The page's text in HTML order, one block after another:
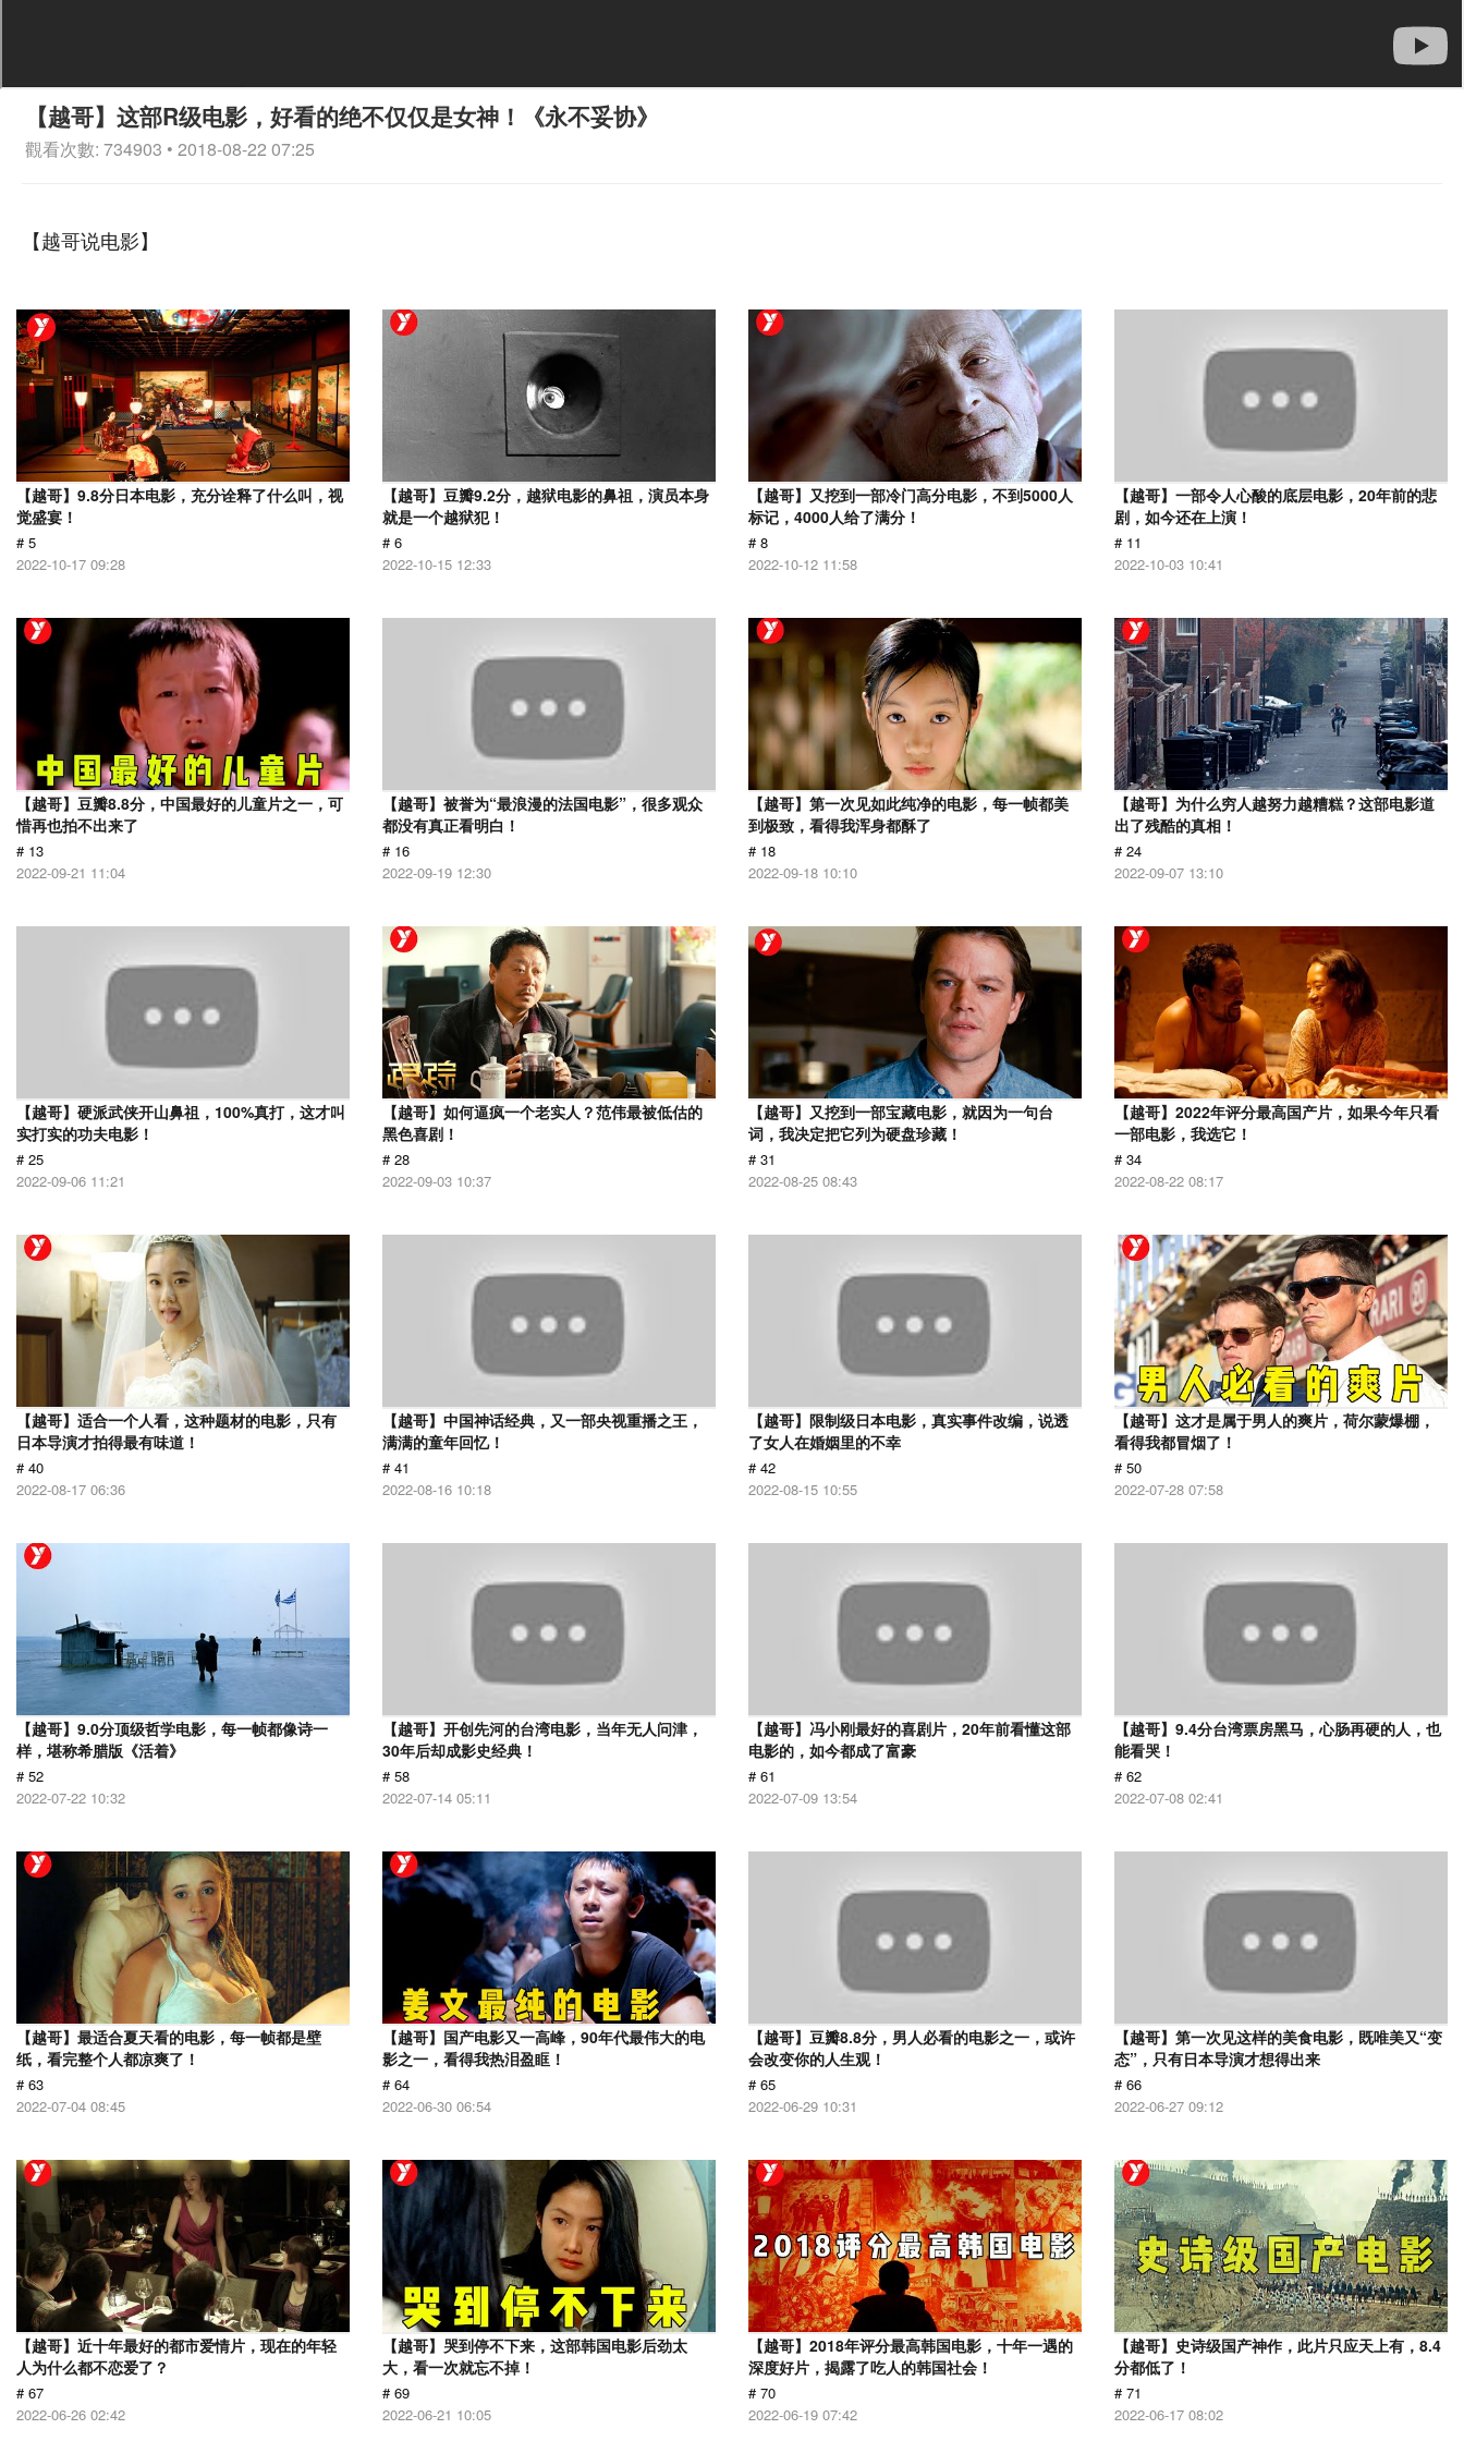
【越哥】这部R级电影，好看的绝不仅仅是女神！《永不妥协》
觀看次數: 734903 • 2018-08-22 07:25
【越哥说电影】
【越哥】9.8分日本电影，充分诠释了什么叫，视
觉盛宴！
# 5
2022-10-17 09:28
【越哥】豆瓣9.2分，越狱电影的鼻祖，演员本身
就是一个越狱犯！
# 6
2022-10-15 12:33
【越哥】又挖到一部冷门高分电影，不到5000人
标记，4000人给了满分！
# 8
2022-10-12 11:58
【越哥】一部令人心酸的底层电影，20年前的悲
剧，如今还在上演！
# 11
2022-10-03 10:41
【越哥】豆瓣8.8分，中国最好的儿童片之一，可
惜再也拍不出来了
# 13
2022-09-21 11:04
【越哥】被誉为“最浪漫的法国电影”，很多观众
都没有真正看明白！
# 16
2022-09-19 12:30
【越哥】第一次见如此纯净的电影，每一帧都美
到极致，看得我浑身都酥了
# 18
2022-09-18 10:10
【越哥】为什么穷人越努力越糟糕？这部电影道
出了残酷的真相！
# 24
2022-09-07 13:10
【越哥】硬派武侠开山鼻祖，100%真打，这才叫
实打实的功夫电影！
# 25
2022-09-06 11:21
【越哥】如何逼疯一个老实人？范伟最被低估的
黑色喜剧！
# 28
2022-09-03 10:37
【越哥】又挖到一部宝藏电影，就因为一句台
词，我决定把它列为硬盘珍藏！
# 31
2022-08-25 08:43
【越哥】2022年评分最高国产片，如果今年只看
一部电影，我选它！
# 34
2022-08-22 08:17
【越哥】适合一个人看，这种题材的电影，只有
日本导演才拍得最有味道！
# 40
2022-08-17 06:36
【越哥】中国神话经典，又一部央视重播之王，
满满的童年回忆！
# 41
2022-08-16 10:18
【越哥】限制级日本电影，真实事件改编，说透
了女人在婚姻里的不幸
# 42
2022-08-15 10:55
【越哥】这才是属于男人的爽片，荷尔蒙爆棚，
看得我都冒烟了！
# 50
2022-07-28 07:58
【越哥】9.0分顶级哲学电影，每一帧都像诗一
样，堪称希腊版《活着》
# 52
2022-07-22 10:32
【越哥】开创先河的台湾电影，当年无人问津，
30年后却成影史经典！
# 58
2022-07-14 05:11
【越哥】冯小刚最好的喜剧片，20年前看懂这部
电影的，如今都成了富豪
# 61
2022-07-09 13:54
【越哥】9.4分台湾票房黑马，心肠再硬的人，也
能看哭！
# 62
2022-07-08 02:41
【越哥】最适合夏天看的电影，每一帧都是壁
纸，看完整个人都凉爽了！
# 63
2022-07-04 08:45
【越哥】国产电影又一高峰，90年代最伟大的电
影之一，看得我热泪盈眶！
# 64
2022-06-30 06:54
【越哥】豆瓣8.8分，男人必看的电影之一，或许
会改变你的人生观！
# 65
2022-06-29 10:31
【越哥】第一次见这样的美食电影，既唯美又“变
态”，只有日本导演才想得出来
# 66
2022-06-27 09:12
【越哥】近十年最好的都市爱情片，现在的年轻
人为什么都不恋爱了？
# 67
2022-06-26 02:42
【越哥】哭到停不下来，这部韩国电影后劲太
大，看一次就忘不掉！
# 69
2022-06-21 10:05
【越哥】2018年评分最高韩国电影，十年一遇的
深度好片，揭露了吃人的韩国社会！
# 70
2022-06-19 07:42
【越哥】史诗级国产神作，此片只应天上有，8.4
分都低了！
# 71
2022-06-17 08:02